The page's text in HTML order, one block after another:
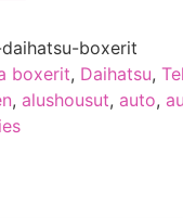
boxerit
boxerit, Daihatsu,
, alushousut, auto,